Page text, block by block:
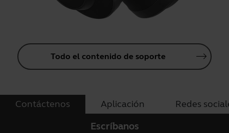
Todo el contenido de soporte
Contáctenos Aplicación Redes
Escríbanos